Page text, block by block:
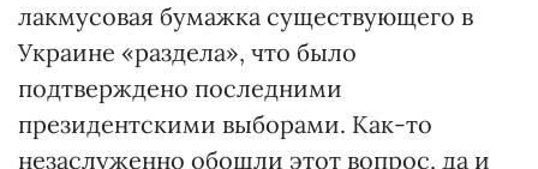
лакмусовая бумажка существующего в
Украине «раздела», что было
подтверждено последними
президентскими выборами. Как-то
незаслуженно обошли этот вопрос, да и